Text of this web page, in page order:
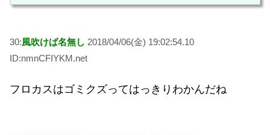
30:風吹けば名無し 2018/04/06(金) 19:02:54.10
ID:nmnCFIYKM.net
フロカスはゴミクズってはっきりわかんだね